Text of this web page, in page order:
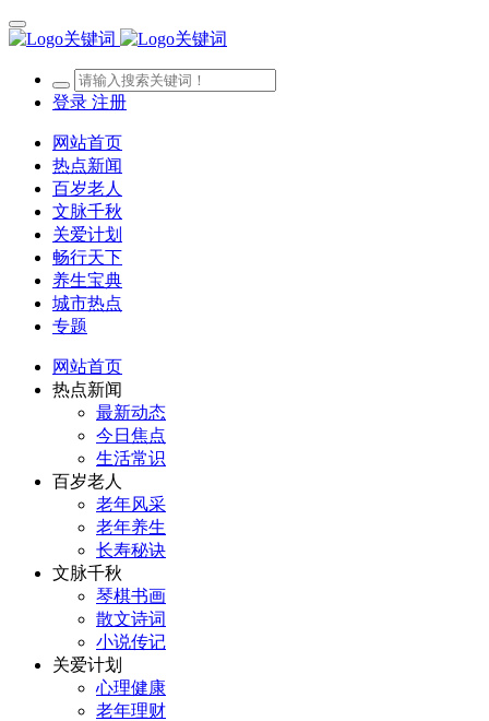
登录 注册
网站首页
热点新闻
百岁老人
文脉千秋
关爱计划
畅行天下
养生宝典
城市热点
专题
网站首页
热点新闻
最新动态
今日焦点
生活常识
百岁老人
老年风采
老年养生
长寿秘诀
文脉千秋
琴棋书画
散文诗词
小说传记
关爱计划
心理健康
老年理财